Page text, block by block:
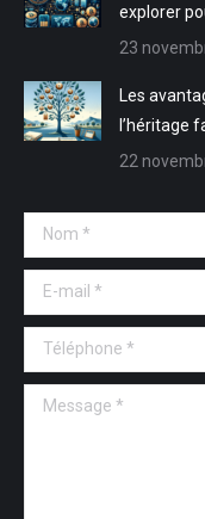
explorer
23
Les
l’héritage
22
Nom *
E-mail *
Téléphone *
Message *